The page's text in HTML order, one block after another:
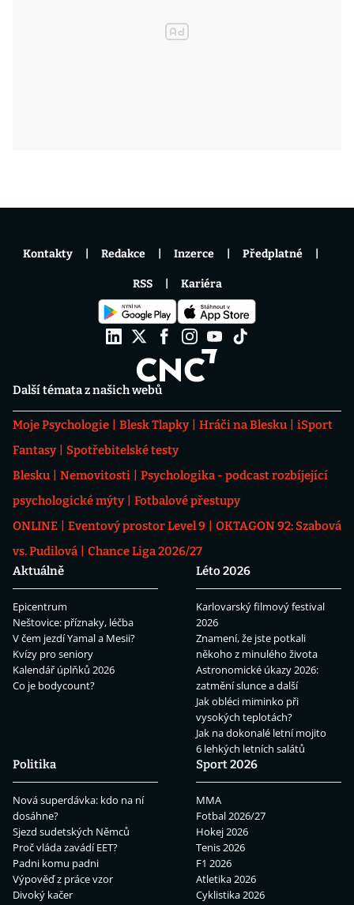
Další témata z našich webů
Moje Psychologie Blesk Tlapky Hráči na Blesku
iSport
Fantasy
Spotřebitelské testy
Blesku
Nemovitosti
Psychologika - podcast rozbíjející
psychologické mýty
Fotbalové přestupy
ONLINE
Eventový prostor Level 9
OKTAGON 92: Szabová
vs. Pudilová
Chance Liga 2026/27
Aktuálně
Epicentrum
Neštovice: příznaky, léčba
V čem jezdí Yamal a Mesii?
Kvízy pro seniory
Kalendář úplňků 2026
Co je bodycount?
Léto 2026
Karlovarský filmový festival
2026
Znamení, že jste potkali
někoho z minulého života
Astronomické úkazy 2026:
zatmění slunce a další
Jak obléci miminko při
vysokých teplotách?
Jak na dokonalé letní mojito
6 lehkých letních salátů
Politika
Nová superdávka: kdo na ní
dosáhne?
Sjezd sudetských Němců
Proč vláda zavádí EET?
Padni komu padni
Výpověď z práce vzor
Divoký kačer
Sport 2026
MMA
Fotbal 2026/27
Hokej 2026
Tenis 2026
F1 2026
Atletika 2026
Cyklistika 2026
Kontakty Redakce Inzerce Předplatné
RSS Kariéra